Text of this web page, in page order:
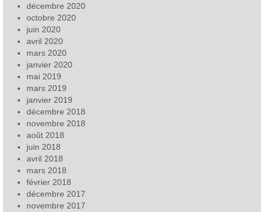
décembre 2020
octobre 2020
juin 2020
avril 2020
mars 2020
janvier 2020
mai 2019
mars 2019
janvier 2019
décembre 2018
novembre 2018
août 2018
juin 2018
avril 2018
mars 2018
février 2018
décembre 2017
novembre 2017